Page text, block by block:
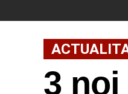
3 noi